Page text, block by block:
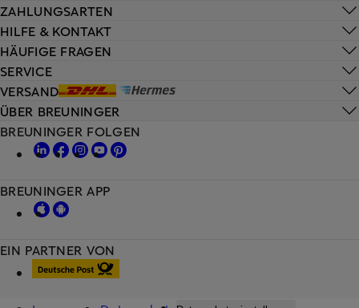
HILFE & KONTAKT
HÄUFIGE FRAGEN
SERVICE
VERSAND
ZAHLUNGSARTEN
ÜBER BREUNINGER
EIN PARTNER VON
BREUNINGER FOLGEN
BREUNINGER APP